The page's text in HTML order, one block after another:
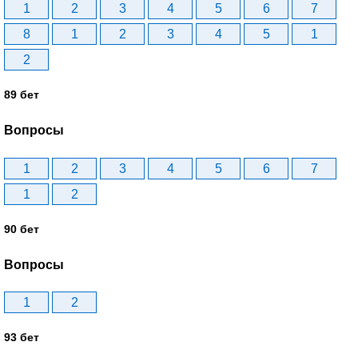
1 2 3 4 5 6
7
8
1 2 3 4 5
1
2
89 бет
Вопросы
1 2 3 4 5 6
7
1
2
90 бет
Вопросы
1 2
93 бет